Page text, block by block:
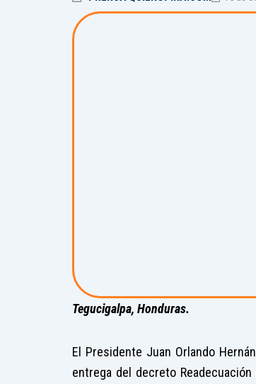
Tegucigalpa, Honduras.
El Presidente Juan Orlando
entrega del decreto